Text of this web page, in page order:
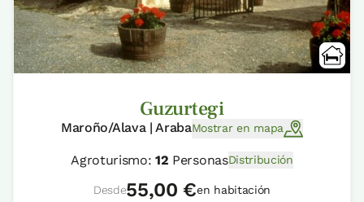
Guzurtegi
Maroño/Alava | ArabaMostrar en mapa
Agroturismo:12 PersonasDistribución
Desde55,00 €en habitación